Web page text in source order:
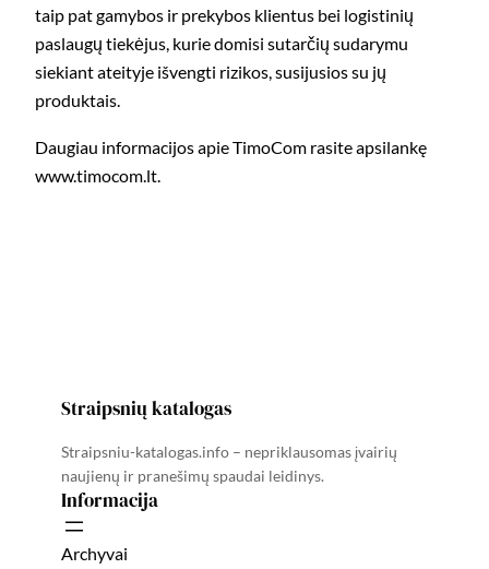
taip pat gamybos ir prekybos klientus bei logistinių
paslaugų tiekėjus, kurie domisi sutarčių sudarymu
siekiant ateityje išvengti rizikos, susijusios su jų
produktais.
Daugiau informacijos apie TimoCom rasite apsilankę
www.timocom.lt.
Straipsnių katalogas
Straipsniu-katalogas.info – nepriklausomas įvairių
naujienų ir pranešimų spaudai leidinys.
Informacija
Archyvai